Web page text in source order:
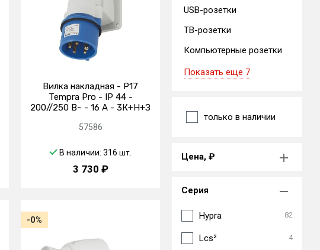
Вилка накладная - P17
Tempra Pro - IP 44 -
200//250 В~ - 16 A - 3К+Н+З
57586
В наличии: 316 шт.
3 730 ₽
-0%
USB-розетки
ТВ-розетки
Компьютерные розетки
Показать еще 7
только в наличии
Цена, ₽
Серия
Hypra 82
Lcs² 4